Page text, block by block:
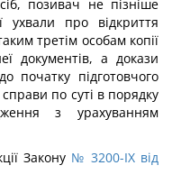
позивач не пізніше
про відкриття
третім особам копії
документів, а докази
початку підготовчого
по суті в порядку
з урахуванням
Закону № 3200-IX від